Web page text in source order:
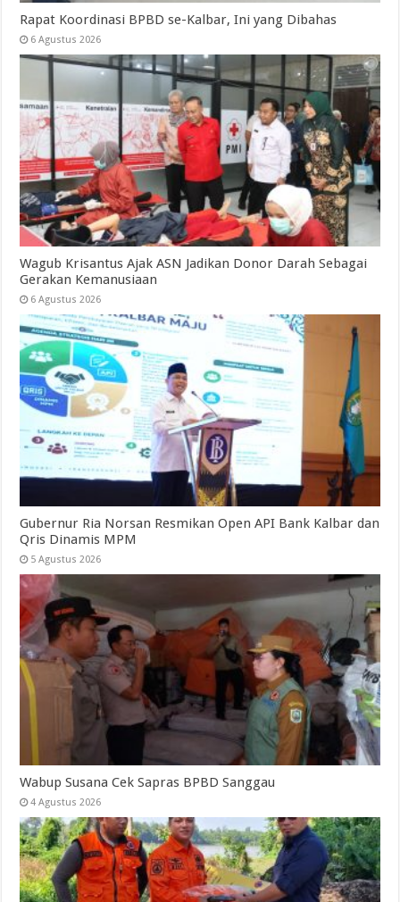
Rapat Koordinasi BPBD se-Kalbar, Ini yang Dibahas
6 Agustus 2026
Wagub Krisantus Ajak ASN Jadikan Donor Darah Sebagai
Gerakan Kemanusiaan
6 Agustus 2026
Gubernur Ria Norsan Resmikan Open API Bank Kalbar dan
Qris Dinamis MPM
5 Agustus 2026
Wabup Susana Cek Sapras BPBD Sanggau
4 Agustus 2026